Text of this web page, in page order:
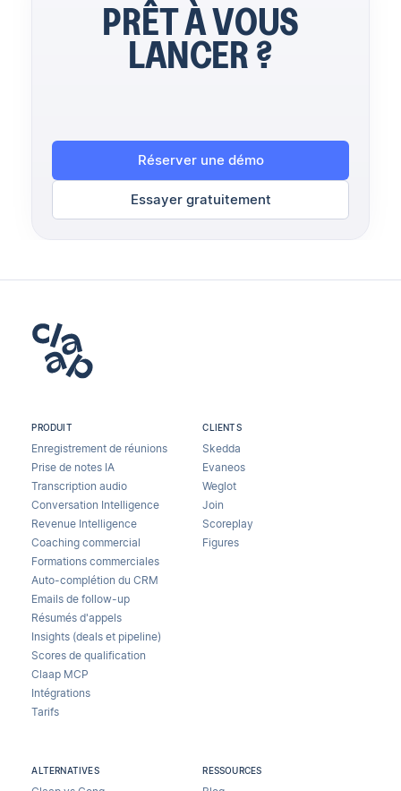
PRÊT À VOUS
LANCER ?
Réserver une démo
Essayer gratuitement
PRODUIT
Enregistrement de réunions
Prise de notes IA
Transcription audio
Conversation Intelligence
Revenue Intelligence
Coaching commercial
Formations commerciales
Auto-complétion du CRM
Emails de follow-up
Résumés d'appels
Insights (deals et pipeline)
Scores de qualification
Claap MCP
Intégrations
Tarifs
CLIENTS
Skedda
Evaneos
Weglot
Join
Scoreplay
Figures
ALTERNATIVES RESSOURCES